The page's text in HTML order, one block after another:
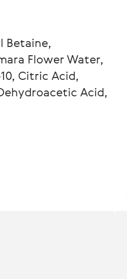
Betaine,
Flower Water,
Citric Acid,
Acid,